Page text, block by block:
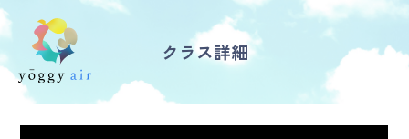
受講の流れ
クラス詳細